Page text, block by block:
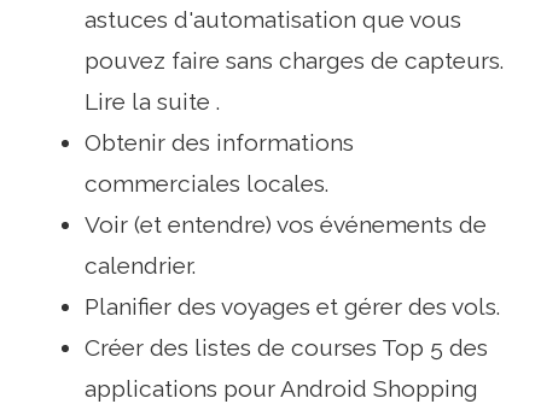
astuces d'automatisation que vous
pouvez faire sans charges de capteurs.
Lire la suite .
Obtenir des informations
commerciales locales.
Voir (et entendre) vos événements de
calendrier.
Planifier des voyages et gérer des vols.
Créer des listes de courses Top 5 des
applications pour Android Shopping